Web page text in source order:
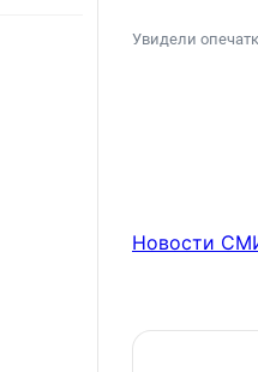
Увидели
Новости